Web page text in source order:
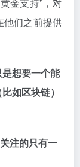
金支持”，对
他们之前提供
想要一个能
如区块链）
注的只有一